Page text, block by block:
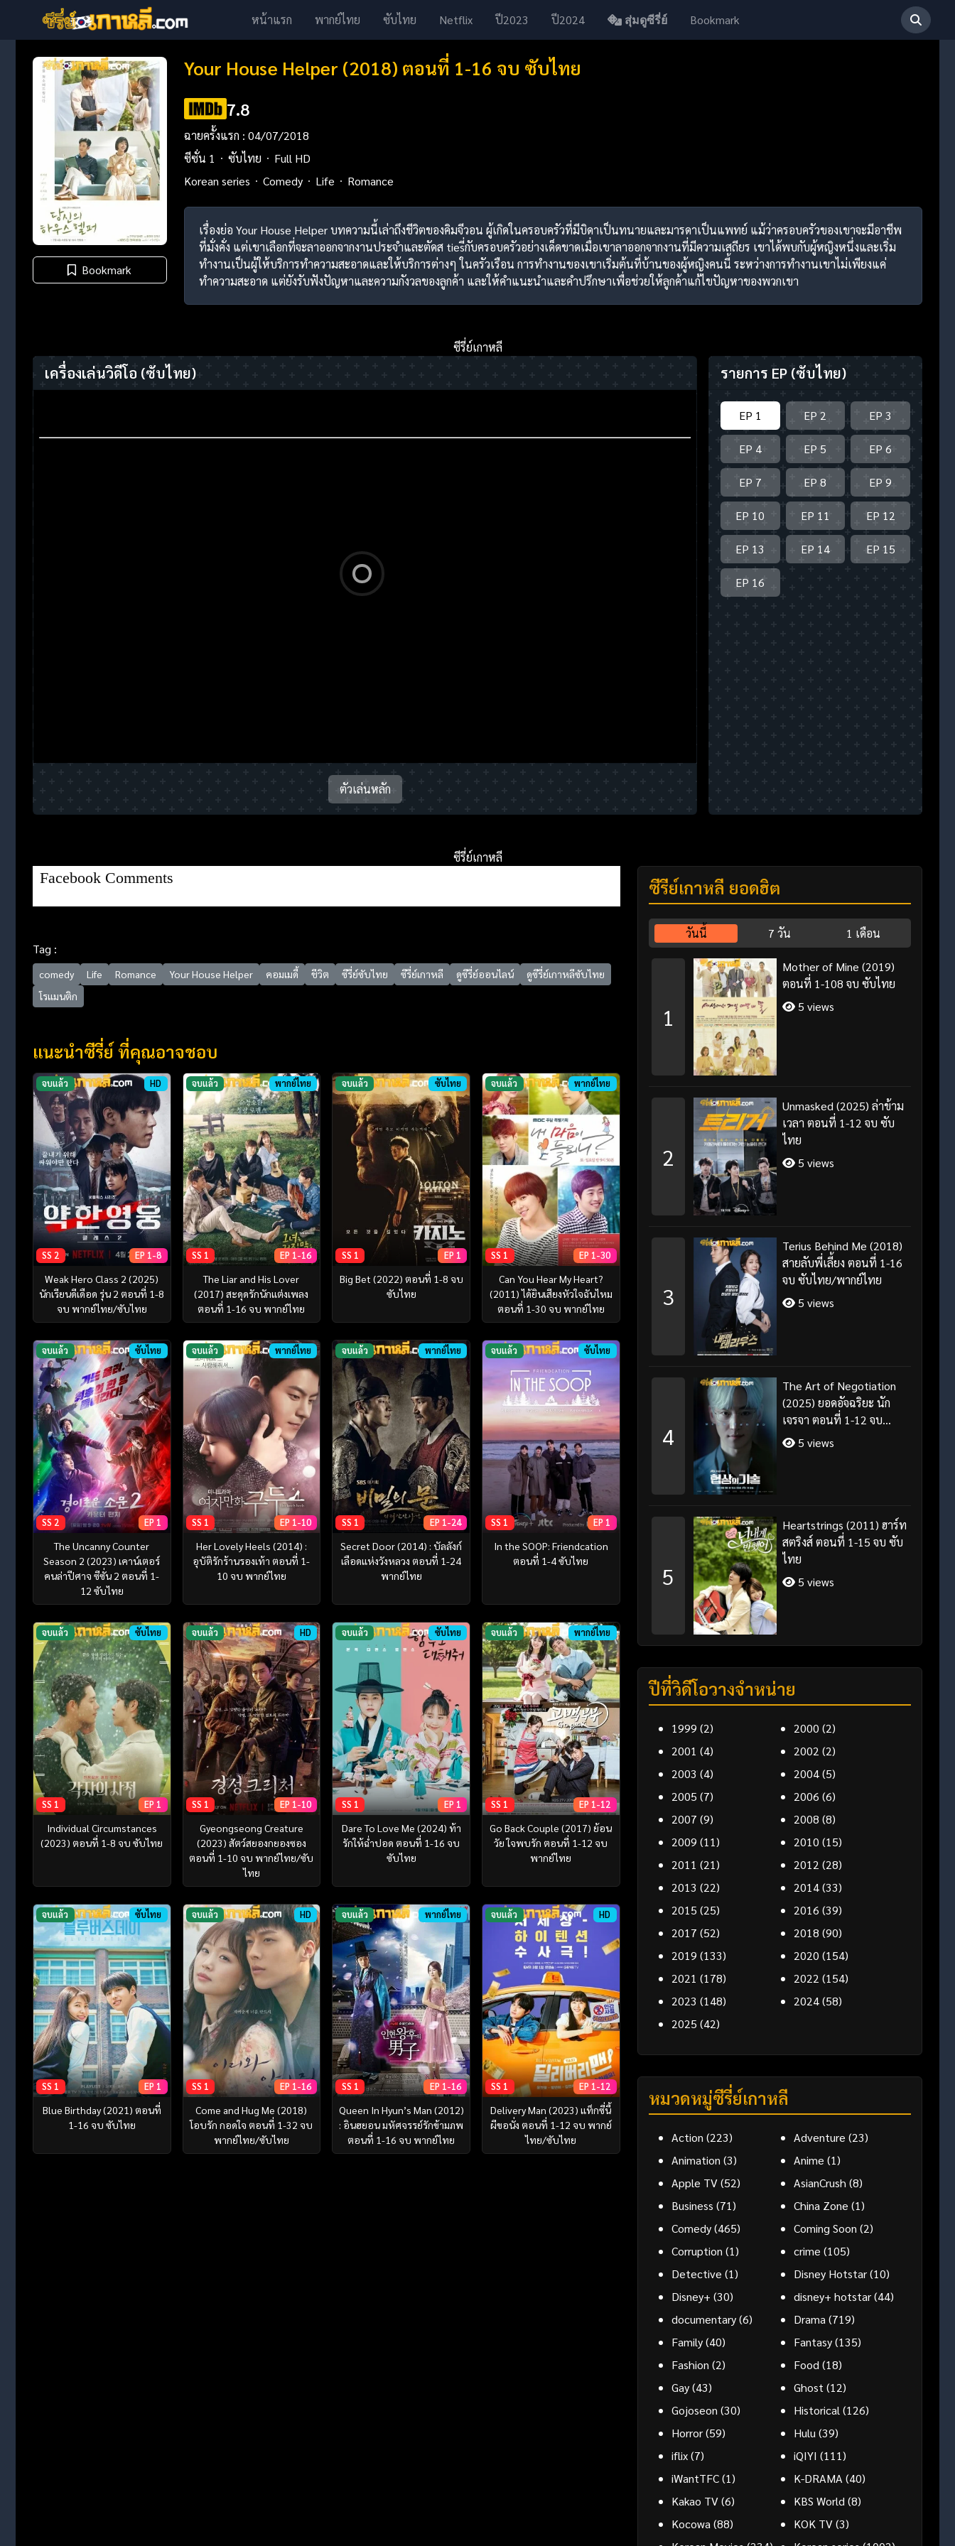
หน้าแรก พากย์ไทย ซับไทย Netflix ปี2023 ปี2024 สุ่มดูซีรี่ย์ Bookmark
Bookmark
Your House Helper (2018) ตอนที่ 1-16 จบ ซับไทย
7.8
ฉายครั้งแรก : 04/07/2018
ซีซั่น 1
ซับไทย
Full HD
Korean series
Comedy Life Romance
เรื่องย่อ Your House Helper บทความนี้เล่าถึงชีวิตของคิมจีวอน ผู้เกิดในครอบครัวที่มีบิดาเป็นทนายและมารดาเป็นแพทย์ แม้ว่าครอบครัวของเขาจะมีอาชีพ
ที่มั่งคั่ง แต่เขาเลือกที่จะลาออกจากงานประจำและตัดส tiesี่กับครอบครัวอย่างเด็ดขาดเมื่อเขาลาออกจากงานที่มีความเสถียร เขาได้พบกับผู้หญิงหนึ่งและเริ่ม
ทำงานเป็นผู้ให้บริการทำความสะอาดและให้บริการต่างๆ ในครัวเรือน การทำงานของเขาเริ่มต้นที่บ้านของผู้หญิงคนนี้ ระหว่างการทำงานเขาไม่เพียงแค่
ทำความสะอาด แต่ยังรับฟังปัญหาและความกังวลของลูกค้า และให้คำแนะนำและคำปรึกษาเพื่อช่วยให้ลูกค้าแก้ไขปัญหาของพวกเขา
ซีรี่ย์เกาหลี
เครื่องเล่นวิดีโอ (ซับไทย)
ตัวเล่นหลัก
รายการ EP (ซับไทย)
EP 1 EP 2 EP 3
EP 4 EP 5 EP 6
EP 7 EP 8 EP 9
EP 10 EP 11 EP 12
EP 13 EP 14 EP 15
EP 16
ซีรี่ย์เกาหลี
Facebook Comments
Tag :
comedy Life Romance Your House Helper คอมเมดี้ ชีวิต ซีรี่ย์ซับไทย ซีรี่ย์เกาหลี ดูซีรี่ย์ออนไลน์
ดูซีรี่ย์เกาหลีซับไทย
โรแมนติก
แนะนำซีรี่ย์ ที่คุณอาจชอบ
จบแล้ว HD
SS 2 EP 1-8
Weak Hero Class 2 (2025)
นักเรียนดีเดือด รุ่น 2 ตอนที่ 1-8
จบ พากย์ไทย/ซับไทย
จบแล้ว พากย์ไทย
SS 1 EP 1-16
The Liar and His Lover
(2017) สะดุดรักนักแต่งเพลง
ตอนที่ 1-16 จบ พากย์ไทย
จบแล้ว ซับไทย
SS 1 EP 1
Big Bet (2022) ตอนที่ 1-8 จบ
ซับไทย
จบแล้ว พากย์ไทย
SS 1 EP 1-30
Can You Hear My Heart?
(2011) ได้ยินเสียงหัวใจฉันไหม
ตอนที่ 1-30 จบ พากย์ไทย
จบแล้ว ซับไทย
SS 2 EP 1
The Uncanny Counter
Season 2 (2023) เคาน์เตอร์
คนล่าปีศาจ ซีซั่น 2 ตอนที่ 1-
12 ซับไทย
จบแล้ว พากย์ไทย
SS 1 EP 1-10
Her Lovely Heels (2014) :
อุบัติรักร้านรองเท้า ตอนที่ 1-
10 จบ พากย์ไทย
จบแล้ว พากย์ไทย
SS 1 EP 1-24
Secret Door (2014) : บัลลังก์
เลือดแห่งวังหลวง ตอนที่ 1-24
พากย์ไทย
จบแล้ว ซับไทย
SS 1 EP 1
In the SOOP: Friendcation
ตอนที่ 1-4 ซับไทย
จบแล้ว ซับไทย
SS 1 EP 1
Individual Circumstances
(2023) ตอนที่ 1-8 จบ ซับไทย
จบแล้ว HD
SS 1 EP 1-10
Gyeongseong Creature
(2023) สัตว์สยองกยองซอง
ตอนที่ 1-10 จบ พากย์ไทย/ซับ
ไทย
จบแล้ว ซับไทย
SS 1 EP 1
Dare To Love Me (2024) ท้า
รักให้ฉ่ำปอด ตอนที่ 1-16 จบ
ซับไทย
จบแล้ว พากย์ไทย
SS 1 EP 1-12
Go Back Couple (2017) ย้อน
วัย ใจพบรัก ตอนที่ 1-12 จบ
พากย์ไทย
จบแล้ว ซับไทย
SS 1 EP 1
Blue Birthday (2021) ตอนที่
1-16 จบ ซับไทย
จบแล้ว HD
SS 1 EP 1-16
Come and Hug Me (2018)
โอบรัก กอดใจ ตอนที่ 1-32 จบ
พากย์ไทย/ซับไทย
จบแล้ว พากย์ไทย
SS 1 EP 1-16
Queen In Hyun’s Man (2012)
: อินฮยอน มหัศจรรย์รักข้ามภพ
ตอนที่ 1-16 จบ พากย์ไทย
จบแล้ว HD
SS 1 EP 1-12
Delivery Man (2023) แท็กซี่นี้
ผีขอนั่ง ตอนที่ 1-12 จบ พากย์
ไทย/ซับไทย
ซีรี่ย์เกาหลี ยอดฮิต
วันนี้ 7 วัน 1 เดือน
1
Mother of Mine (2019)
ตอนที่ 1-108 จบ ซับไทย
5 views
2
Unmasked (2025) ล่าข้าม
เวลา ตอนที่ 1-12 จบ ซับ
ไทย
5 views
3
Terius Behind Me (2018)
สายลับพี่เลี้ยง ตอนที่ 1-16
จบ ซับไทย/พากย์ไทย
5 views
4
The Art of Negotiation
(2025) ยอดอัจฉริยะ นัก
เจรจา ตอนที่ 1-12 จบ
พากย์ไทย/ซับไทย
5 views
5
Heartstrings (2011) ฮาร์ท
สตริงส์ ตอนที่ 1-15 จบ ซับ
ไทย
5 views
ปีที่วิดีโอวางจำหน่าย
1999 (2) 2000 (2)
2001 (4) 2002 (2)
2003 (4) 2004(5)
2005 (7) 2006 (6)
2007 (9) 2008 (8)
2009 (11) 2010 (15)
2011 (21) 2012 (28)
2013 (22) 2014(33)
2015 (25) 2016 (39)
2017 (52) 2018 (90)
2019 (133) 2020 (154)
2021 (178) 2022 (154)
2023 (148) 2024(58)
2025 (42)
หมวดหมู่ซีรี่ย์เกาหลี
Action (223) Adventure (23)
Animation (3) Anime (1)
Apple TV(52) AsianCrush (8)
Business (71) China Zone (1)
Comedy(465) Coming Soon (2)
Corruption (1) crime (105)
Detective (1) Disney Hotstar(10)
Disney+ (30) disney+ hotstar(44)
documentary(6) Drama (719)
Family(40) Fantasy(135)
Fashion (2) Food (18)
Gay(43) Ghost (12)
Gojoseon (30) Historical (126)
Horror(59) Hulu (39)
iflix(7) iQIYI (111)
iWantTFC(1) K-DRAMA (40)
Kakao TV(6) KBS World (8)
Kocowa (88) KOK TV(3)